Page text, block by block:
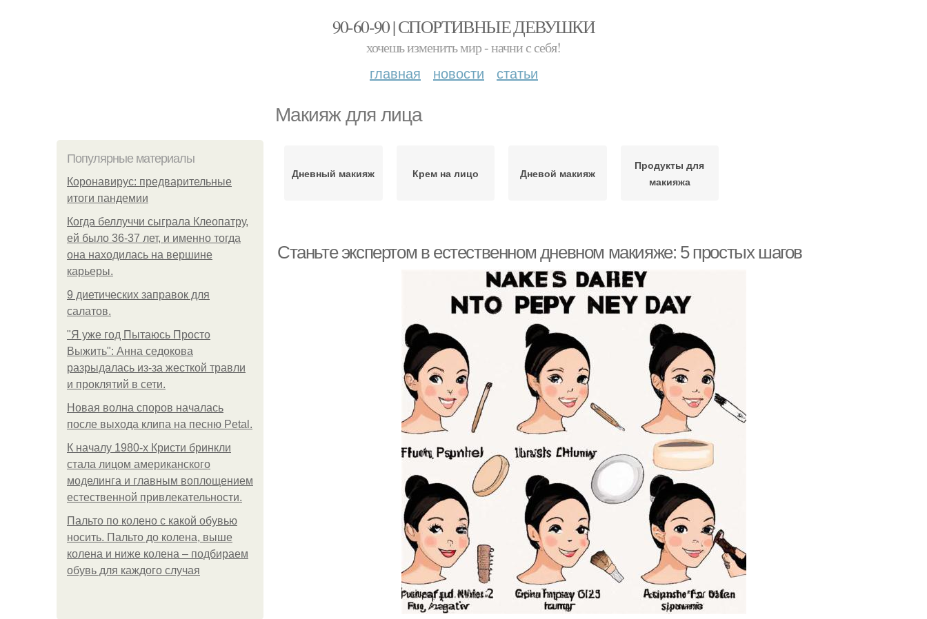
90-60-90 | СПОРТИВНЫЕ ДЕВУШКИ
хочешь изменить мир - начни с себя!
главная новости статьи
Макияж для лица
Популярные материалы
Коронавирус: предварительные
итоги пандемии
Когда беллуччи сыграла Клеопатру,
ей было 36-37 лет, и именно тогда
она находилась на вершине
карьеры.
9 диетических заправок для
салатов.
"Я уже год Пытаюсь Просто
Выжить": Анна седокова
разрыдалась из-за жесткой травли
и проклятий в сети.
Новая волна споров началась
после выхода клипа на песню Petal.
К началу 1980-х Кристи бринкли
стала лицом американского
моделинга и главным воплощением
естественной привлекательности.
Пальто по колено с какой обувью
носить. Пальто до колена, выше
колена и ниже колена – подбираем
обувь для каждого случая
Дневный макияж Крем на лицо Дневой макияж
Продукты для
макияжа
Станьте экспертом в естественном дневном макияже: 5 простых шагов